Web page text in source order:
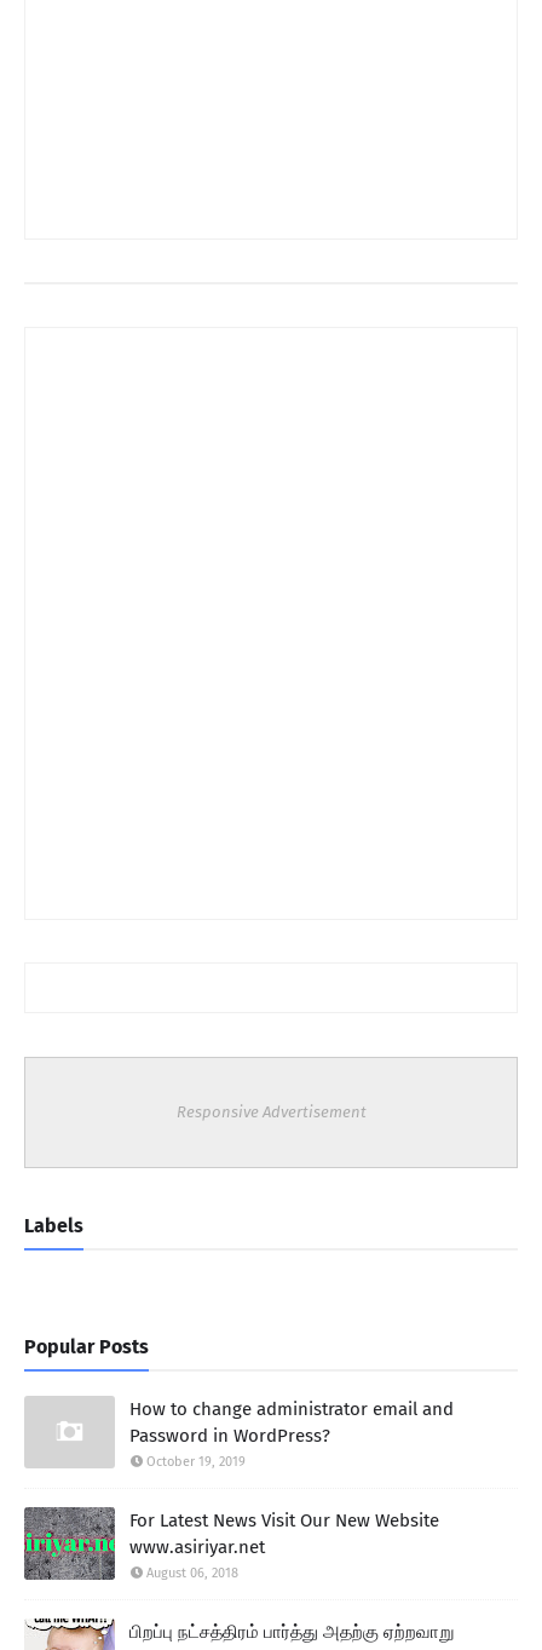
Responsive Advertisement
Labels
Popular Posts
How to change administrator email and
Password in WordPress?
October 19, 2019
For Latest News Visit Our New Website
www.asiriyar.net
August 06, 2018
பிறப்பு நட்சத்திரம் பார்த்து அதற்கு ஏற்றவாறு